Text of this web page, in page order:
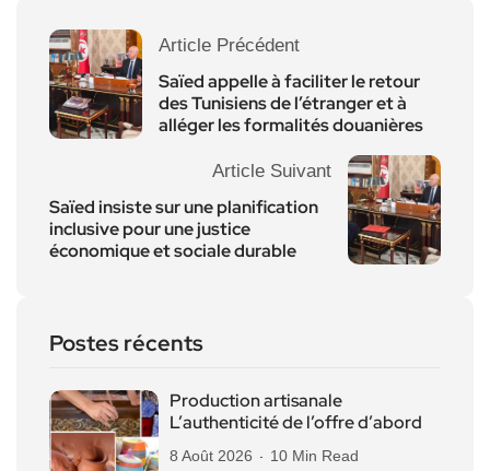
Article Précédent
Saïed appelle à faciliter le retour
des Tunisiens de l’étranger et à
alléger les formalités douanières
Article Suivant
Saïed insiste sur une planification
inclusive pour une justice
économique et sociale durable
Postes récents
Production artisanale
L’authenticité de l’offre d’abord
8 Août 2026 10 Min Read